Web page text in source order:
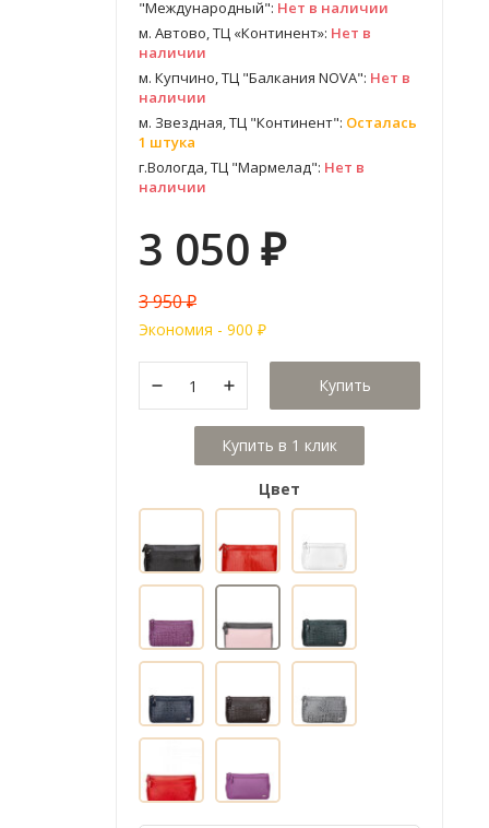
"Международный": Нет в наличии
м. Автово, ТЦ «Континент»: Нет в
наличии
м. Купчино, ТЦ "Балкания NOVA": Нет в
наличии
м. Звездная, ТЦ "Континент": Осталась
1 штука
г.Вологда, ТЦ "Мармелад": Нет в
наличии
3 050 ₽
3 950₽
Экономия - 900 ₽
Купить
Цвет